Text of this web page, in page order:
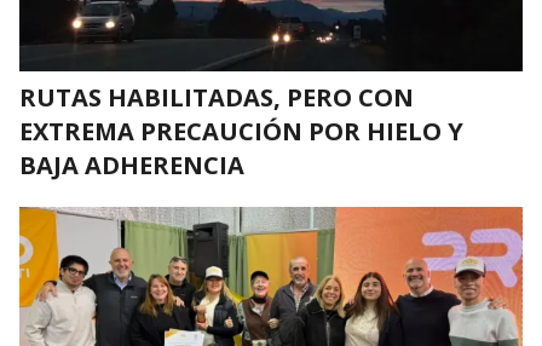
RUTAS HABILITADAS, PERO CON
EXTREMA PRECAUCIÓN POR HIELO Y
BAJA ADHERENCIA